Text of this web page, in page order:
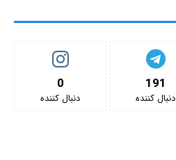
0
دنبال کننده‌
191
دنبال کننده‌